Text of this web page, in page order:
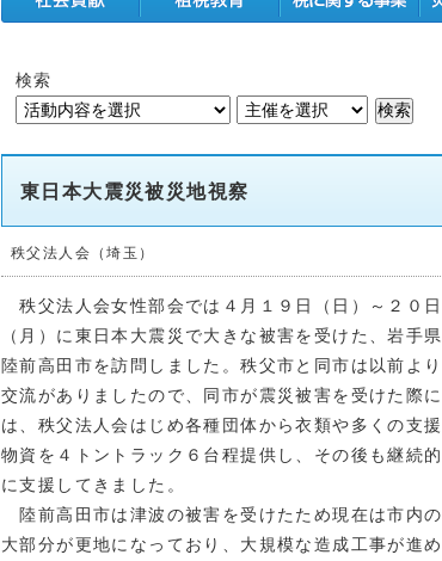
検索
東日本大震災被災地視察
秩父法人会（埼玉）
秩父法人会女性部会では４月１９日（日）～２０日
（月）に東日本大震災で大きな被害を受けた、岩手県
陸前高田市を訪問しました。秩父市と同市は以前より
交流がありましたので、同市が震災被害を受けた際に
は、秩父法人会はじめ各種団体から衣類や多くの支援
物資を４トントラック６台程提供し、その後も継続的
に支援してきました。
陸前高田市は津波の被害を受けたため現在は市内の
大部分が更地になっており、大規模な造成工事が進め